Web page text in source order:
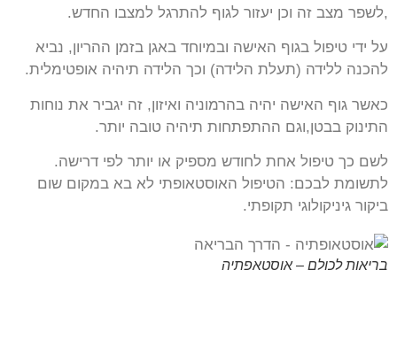
,לשפר מצב זה וכן יעזור לגוף להתרגל למצבו החדש.
על ידי טיפול בגוף האישה ובמיוחד באגן בזמן ההריון, נביא
להכנה ללידה (תעלת הלידה) וכך הלידה תיהיה אופטימלית.
כאשר גוף האישה יהיה בהרמוניה ואיזון, זה יגביר את נוחות
התינוק בבטן,וגם ההתפתחות תיהיה טובה יותר.
לשם כך טיפול אחת לחודש מספיק או יותר לפי דרישה.
לתשומת לבכם: הטיפול האוסטאופתי לא בא במקום שום
ביקור גיניקולוגי תקופתי.
בריאות לכולם – אוסטאפתיה